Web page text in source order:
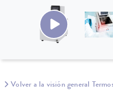
Volver a la visión general